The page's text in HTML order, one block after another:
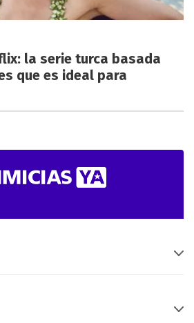
la serie turca basada
que es ideal para